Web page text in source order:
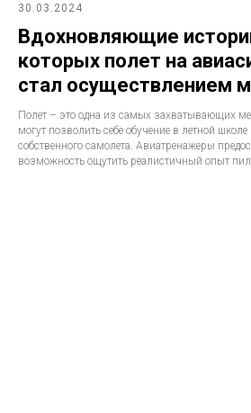
30.03.2024
Вдохновляющие
которых полет на
стал осуществлением
Полет – это одна из самых захватывающих
могут позволить себе обучение в летной
собственного самолета. Авиатренажеры
возможность ощутить реалистичный опыт